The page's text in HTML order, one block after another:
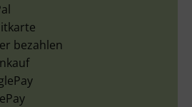
bezahlen